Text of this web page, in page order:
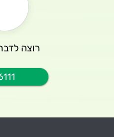
רוצה